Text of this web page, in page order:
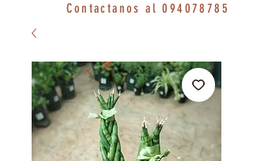
Contactanos al094078785